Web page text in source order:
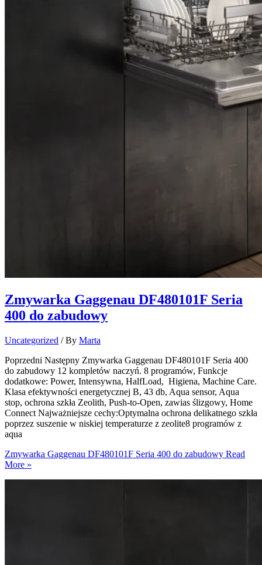
Zmywarka Gaggenau DF480101F Seria
400 do zabudowy
Uncategorized / By Marta
Poprzedni Następny Zmywarka Gaggenau DF480101F Seria 400
do zabudowy 12 kompletów naczyń. 8 programów, Funkcje
dodatkowe: Power, Intensywna, HalfLoad, Higiena, Machine Care.
Klasa efektywności energetycznej B, 43 db, Aqua sensor, Aqua
stop, ochrona szkła Zeolith, Push-to-Open, zawias ślizgowy, Home
Connect Najważniejsze cechy:Optymalna ochrona delikatnego szkła
poprzez suszenie w niskiej temperaturze z zeolite8 programów z
aqua
Zmywarka Gaggenau DF480101F Seria 400 do zabudowy Read
More »